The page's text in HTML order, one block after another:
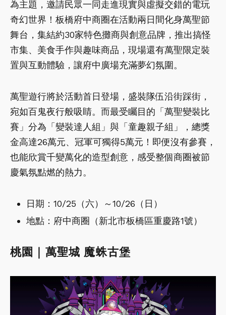
為主題，邀請民眾一同走進現實與虛擬交錯的電玩
奇幻世界！板橋府中商圈在活動兩日間化身萬聖節
舞台，集結約30家特色攤商與創意品牌，推出搞怪
市集、美食手作與趣味商品，現場還有萬聖限定裝
置與互動體驗，讓府中廣場充滿夢幻氛圍。
萬聖遊行將於活動首日登場，盛裝隊伍沿街踩街，
宛如百鬼夜行般吸睛。而最受矚目的「萬聖變裝比
賽」分為「變裝達人組」與「童趣親子組」，總獎
金高達26萬元、冠軍可獨得5萬元！即便沒有參賽，
也能欣賞千變萬化的造型創意，感受整個商圈被節
慶氣氛點燃的熱力。
日期：10/25（六）～10/26（日）
地點：府中商圈（新北市板橋區重慶路1號）
桃園｜萬聖城 魔蛛古堡